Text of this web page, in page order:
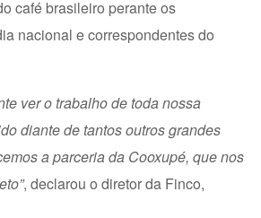
café brasileiro perante os
nacional e correspondentes do
ver o trabalho de toda nossa
diante de tantos outros grandes
a parceria da Cooxupé, que nos
, declarou o diretor da Finco,